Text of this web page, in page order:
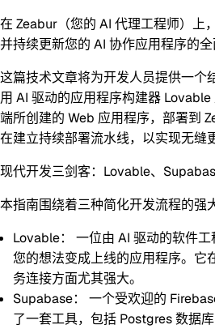
在 Zeabur（您的 AI 代理工程师）上
并持续更新您的 AI 协作应用程序的全
这篇技术文章将为开发人员提供一个
用 AI 驱动的应用程序构建器
端所创建的 Web 应用程序，部署到
在建立持续部署流水线，以实现无缝
现代开发三剑客：Lovable、
本指南围绕着三种简化开发流程的强
Lovable：
一位由 AI 驱动的软件
您的想法变成上线的应用程序。它
务连接方面尤其强大。
Supabase：
一个受欢迎的
了一套工具，包括 Postgres 数据